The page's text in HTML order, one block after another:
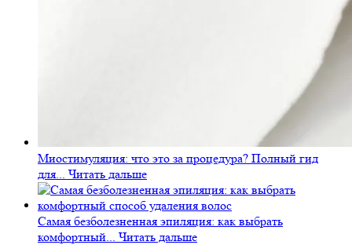
Миостимуляция: что это за процедура? Полный гид
для... Читать дальше
Самая безболезненная эпиляция: как выбрать
комфортный... Читать дальше